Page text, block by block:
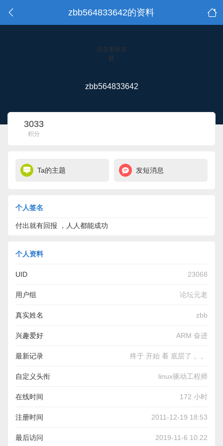
zbb564833642的资料
点击重新加
载
zbb564833642
3033
积分
Ta的主题 发短消息
个人签名
付出就有回报 ，人人都能成功
个人资料
UID 23068
用户组 论坛元老
真实姓名 zbb
兴趣爱好 ARM 奋进
最新记录 终于 开始 看 底层了 。。
自定义头衔 linux驱动工程师
在线时间 172 小时
注册时间 2011-12-19 18:53
最后访问 2019-11-6 10:22